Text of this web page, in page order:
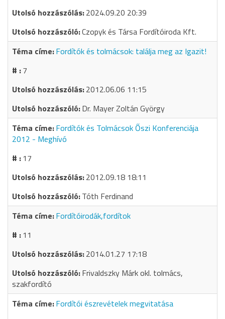
2024.09.20 20:39
Czopyk és Társa Fordítóiroda Kft.
Fordítók és tolmácsok: találja meg az Igazit!
7
2012.06.06 11:15
Dr. Mayer Zoltán György
Fordítók és Tolmácsok Őszi Konferenciája
2012 - Meghívó
17
2012.09.18 18:11
Tóth Ferdinand
Fordítóirodák,fordítok
11
2014.01.27 17:18
Frivaldszky Márk okl. tolmács,
szakfordító
Fordítói észrevételek megvitatása